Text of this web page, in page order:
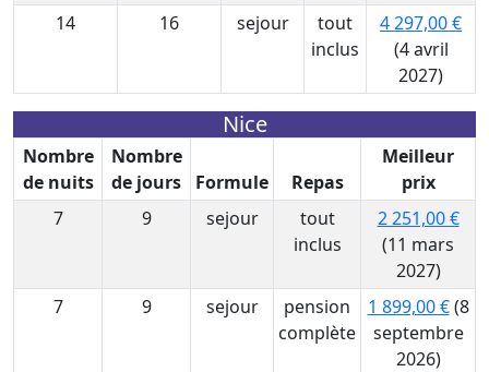
14
16 sejour
tout
inclus
4 297,00 €
(4 avril
2027)
Nice
Nombre
de nuits
Nombre
de jours
Formule Repas
Meilleur
prix
7
9 sejour
tout
inclus
2 251,00 €
(11 mars
2027)
7
9 sejour
pension
complète
1 899,00 €(8
septembre
2026)